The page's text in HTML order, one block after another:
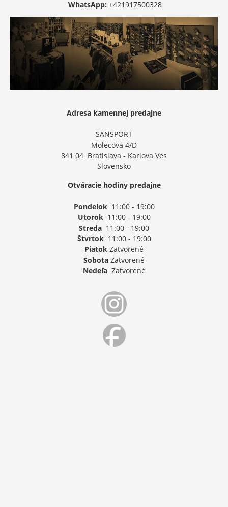
WhatsApp: +421917500328
Adresa kamennej predajne
SANSPORT
Molecova 4/D
841 04 Bratislava - Karlova Ves
Slovensko
Otváracie hodiny predajne
Pondelok11:00 - 19:00
Utorok11:00 - 19:00
Streda 11:00 - 19:00
Štvrtok11:00 - 19:00
Piatok Zatvorené
Sobota Zatvorené
NedeľaZatvorené